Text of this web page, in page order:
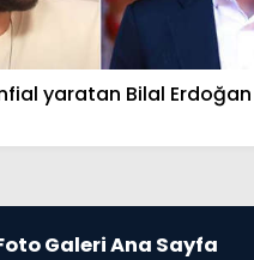
yaratan Bilal
Galeri Ana Sayfa